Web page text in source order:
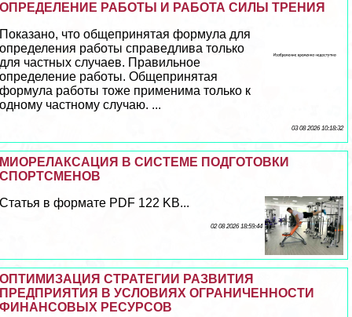
ОПРЕДЕЛЕНИЕ РАБОТЫ И РАБОТА СИЛЫ ТРЕНИЯ
Показано, что общепринятая формула для
определения работы справедлива только
для частных случаев. Правильное
определение работы. Общепринятая
формула работы тоже применима только к
одному частному случаю. ...
03 08 2026 10:18:32
МИОРЕЛАКСАЦИЯ В СИСТЕМЕ ПОДГОТОВКИ
СПОРТСМЕНОВ
Статья в формате PDF 122 KB...
02 08 2026 18:59:44
ОПТИМИЗАЦИЯ СТРАТЕГИИ РАЗВИТИЯ
ПРЕДПРИЯТИЯ В УСЛОВИЯХ ОГРАНИЧЕННОСТИ
ФИНАНСОВЫХ РЕСУРСОВ